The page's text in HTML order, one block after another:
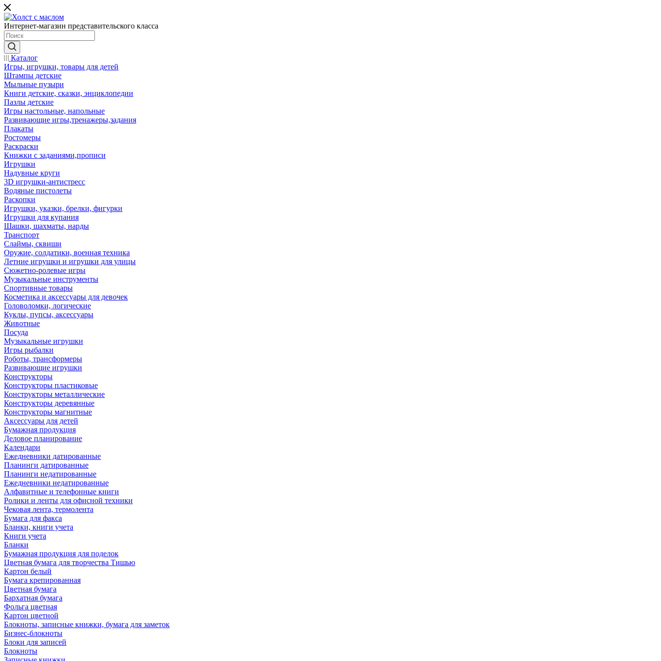
Интернет-магазин представительского класса
Каталог
Игры, игрушки, товары для детей
Штампы детские
Мыльные пузыри
Книги детские, сказки, энциклопедии
Пазлы детские
Игры настольные, напольные
Развивающие игры,тренажеры,задания
Плакаты
Ростомеры
Раскраски
Книжки с заданиями,прописи
Игрушки
Надувные круги
3D игрушки-антистресс
Водяные пистолеты
Раскопки
Игрушки, указки, брелки, фигурки
Игрушки для купания
Шашки, шахматы, нарды
Транспорт
Слаймы, сквиши
Оружие, солдатики, военная техника
Летние игрушки и игрушки для улицы
Сюжетно-ролевые игры
Музыкальные инструменты
Спортивные товары
Косметика и аксессуары для девочек
Головоломки, логические
Куклы, пупсы, аксессуары
Животные
Посуда
Музыкальные игрушки
Игры рыбалки
Роботы, трансформеры
Развивающие игрушки
Конструкторы
Конструкторы пластиковые
Конструкторы металлические
Конструкторы деревянные
Конструкторы магнитные
Аксессуары для детей
Бумажная продукция
Деловое планирование
Календари
Ежедневники датированные
Планинги датированные
Планинги недатированные
Ежедневники недатированные
Алфавитные и телефонные книги
Ролики и ленты для офисной техники
Чековая лента, термолента
Бумага для факса
Бланки, книги учета
Книги учета
Бланки
Бумажная продукция для поделок
Цветная бумага для творчества Тишью
Картон белый
Бумага крепированная
Цветная бумага
Бархатная бумага
Фольга цветная
Картон цветной
Блокноты, записные книжки, бумага для заметок
Бизнес-блокноты
Блоки для записей
Блокноты